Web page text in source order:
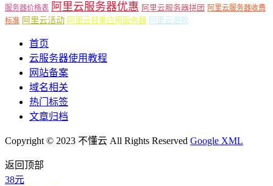
服务器价格表 阿里云服务器优惠 阿里云服务器拼团 阿里云服务器收费
标准 阿里云活动 阿里云轻量应用服务器 阿里云退款
首页
云服务器使用教程
网站备案
域名相关
热门标签
文章归档
Copyright © 2023 不懂云 All Rights Reserved Google XML
返回顶部
38元